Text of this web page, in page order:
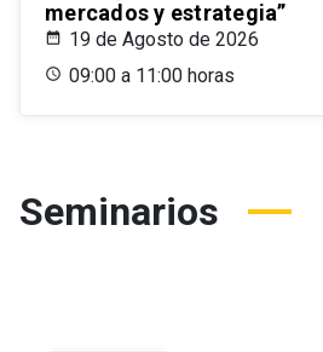
mercados y estrategia”
19 de Agosto de 2026
09:00 a 11:00 horas
Seminarios